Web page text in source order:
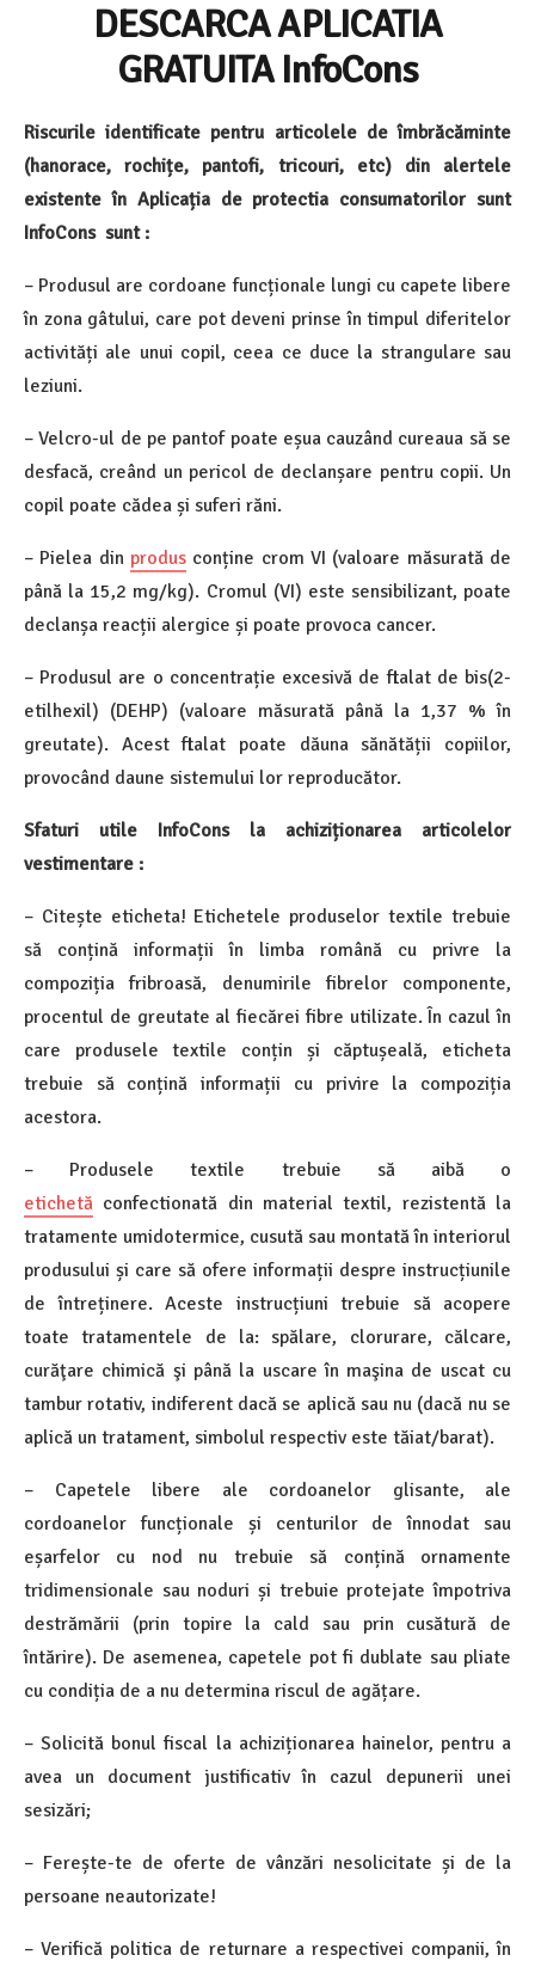
DESCARCA APLICATIA
GRATUITA InfoCons
Riscurile identificate pentru articolele de îmbrăcăminte
(hanorace, rochițe, pantofi, tricouri, etc) din alertele
existente în Aplicația de protectia consumatorilor sunt
InfoCons sunt :
– Produsul are cordoane funcționale lungi cu capete libere
în zona gâtului, care pot deveni prinse în timpul diferitelor
activități ale unui copil, ceea ce duce la strangulare sau
leziuni.
– Velcro-ul de pe pantof poate eșua cauzând cureaua să se
desfacă, creând un pericol de declanșare pentru copii. Un
copil poate cădea și suferi răni.
– Pielea din produs conține crom VI (valoare măsurată de
până la 15,2 mg/kg). Cromul (VI) este sensibilizant, poate
declanșa reacții alergice și poate provoca cancer.
– Produsul are o concentrație excesivă de ftalat de bis(2-
etilhexil) (DEHP) (valoare măsurată până la 1,37 % în
greutate). Acest ftalat poate dăuna sănătății copiilor,
provocând daune sistemului lor reproducător.
Sfaturi utile InfoCons la achiziționarea articolelor
vestimentare :
– Citește eticheta! Etichetele produselor textile trebuie
să conțină informații în limba română cu privre la
compoziția fribroasă, denumirile fibrelor componente,
procentul de greutate al fiecărei fibre utilizate. În cazul în
care produsele textile conțin și căptușeală, eticheta
trebuie să conțină informații cu privire la compoziția
acestora.
– Produsele textile trebuie să aibă o
etichetă confectionată din material textil, rezistentă la
tratamente umidotermice, cusută sau montată în interiorul
produsului și care să ofere informații despre instrucțiunile
de întreținere. Aceste instrucțiuni trebuie să acopere
toate tratamentele de la: spălare, clorurare, călcare,
curăţare chimică şi până la uscare în maşina de uscat cu
tambur rotativ, indiferent dacă se aplică sau nu (dacă nu se
aplică un tratament, simbolul respectiv este tăiat/barat).
– Capetele libere ale cordoanelor glisante, ale
cordoanelor funcționale și centurilor de înnodat sau
eșarfelor cu nod nu trebuie să conțină ornamente
tridimensionale sau noduri și trebuie protejate împotriva
destrămării (prin topire la cald sau prin cusătură de
întărire). De asemenea, capetele pot fi dublate sau pliate
cu condiția de a nu determina riscul de agățare.
– Solicită bonul fiscal la achiziționarea hainelor, pentru a
avea un document justificativ în cazul depunerii unei
sesizări;
– Ferește-te de oferte de vânzări nesolicitate și de la
persoane neautorizate!
– Verifică politica de returnare a respectivei companii, în